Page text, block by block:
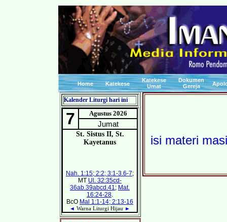
Home Katekese
Katekese
Umat
Dokumen
Gereja
Kalender Liturgi hari ini
isi materi